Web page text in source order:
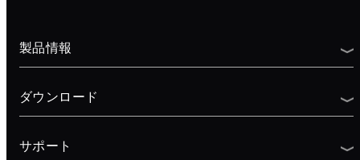
製品情報
ダウンロード
サポート